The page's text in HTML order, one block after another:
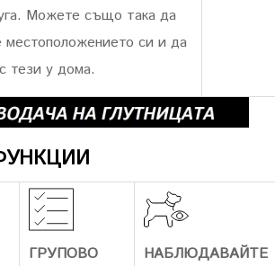
Можете също така да
местоположението си и да
тези у дома.
ГРУПОВО
НАБЛЮДАВАЙТЕ